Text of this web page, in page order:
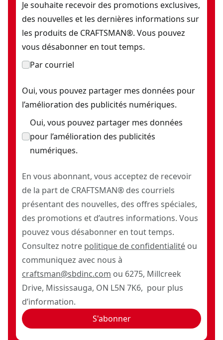
Je souhaite recevoir des promotions exclusives,
des nouvelles et les dernières informations sur
les produits de CRAFTSMAN®. Vous pouvez
vous désabonner en tout temps.
Par courriel
Oui, vous pouvez partager mes données pour
l’amélioration des publicités numériques.
Oui, vous pouvez partager mes données
pour l’amélioration des publicités
numériques.
En vous abonnant, vous acceptez de recevoir
de la part de CRAFTSMAN® des courriels
présentant des nouvelles, des offres spéciales,
des promotions et d’autres informations. Vous
pouvez vous désabonner en tout temps.
Consultez notre politique de confidentialité ou
communiquez avec nous à
craftsman@sbdinc.com ou 6275, Millcreek
Drive, Mississauga, ON L5N 7K6, pour plus
d’information.
S'abonner